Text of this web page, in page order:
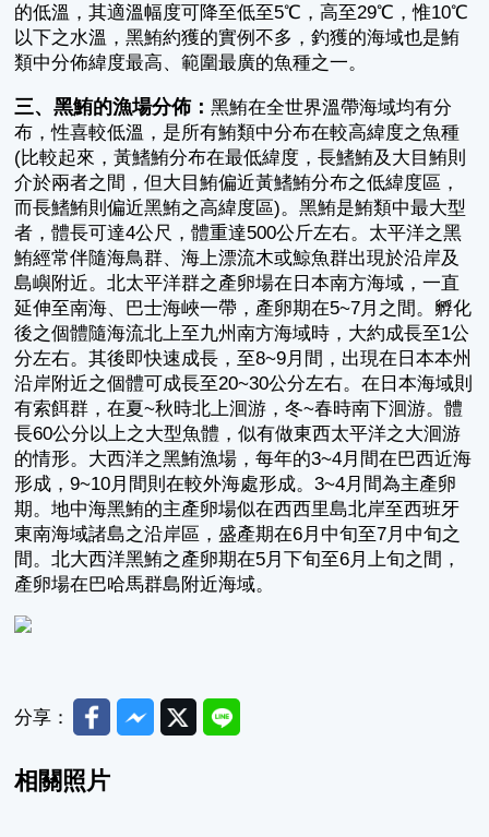
的低溫，其適溫幅度可降至低至5℃，高至29℃，惟10℃
以下之水溫，黑鮪約獲的實例不多，釣獲的海域也是鮪
類中分佈緯度最高、範圍最廣的魚種之一。
三、黑鮪的漁場分佈：黑鮪在全世界溫帶海域均有分
布，性喜較低溫，是所有鮪類中分布在較高緯度之魚種
(比較起來，黃鰭鮪分布在最低緯度，長鰭鮪及大目鮪則
介於兩者之間，但大目鮪偏近黃鰭鮪分布之低緯度區，
而長鰭鮪則偏近黑鮪之高緯度區)。黑鮪是鮪類中最大型
者，體長可達4公尺，體重達500公斤左右。太平洋之黑
鮪經常伴隨海鳥群、海上漂流木或鯨魚群出現於沿岸及
島嶼附近。北太平洋群之產卵場在日本南方海域，一直
延伸至南海、巴士海峽一帶，產卵期在5~7月之間。孵化
後之個體隨海流北上至九州南方海域時，大約成長至1公
分左右。其後即快速成長，至8~9月間，出現在日本本州
沿岸附近之個體可成長至20~30公分左右。在日本海域則
有索餌群，在夏~秋時北上洄游，冬~春時南下洄游。體
長60公分以上之大型魚體，似有做東西太平洋之大洄游
的情形。大西洋之黑鮪漁場，每年的3~4月間在巴西近海
形成，9~10月間則在較外海處形成。3~4月間為主產卵
期。地中海黑鮪的主產卵場似在西西里島北岸至西班牙
東南海域諸島之沿岸區，盛產期在6月中旬至7月中旬之
間。北大西洋黑鮪之產卵期在5月下旬至6月上旬之間，
產卵場在巴哈馬群島附近海域。
分享： FacebookMessenger
TwitterLine
相關照片